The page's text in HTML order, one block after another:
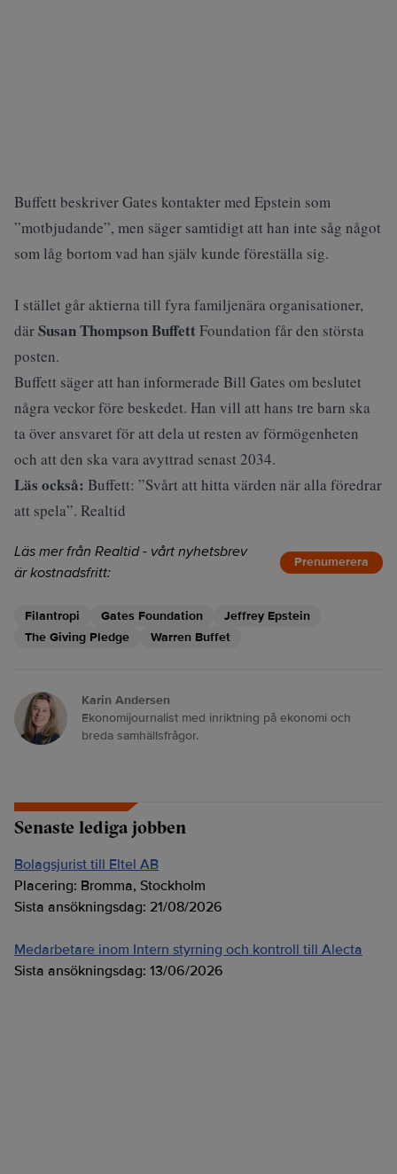
Buffett beskriver Gates kontakter med Epstein som
”motbjudande”, men säger samtidigt att han inte såg något
som låg bortom vad han själv kunde föreställa sig.
I stället går aktierna till fyra familjenära organisationer,
därSusan Thompson BuffettFoundation får den största
posten.
Buffett säger att han informerade Bill Gates om beslutet
några veckor före beskedet. Han vill att hans tre barn ska
ta över ansvaret för att dela ut resten av förmögenheten
och att den ska vara avyttrad senast 2034.
Läs också: Buffett: ”Svårt att hitta värden när alla föredrar
att spela”. Realtid
Läs mer från Realtid - vårt nyhetsbrev
är kostnadsfritt:
Prenumerera
Filantropi Gates Foundation
Jeffrey Epstein
The Giving Pledge
Warren Buffet
Karin Andersen
Ekonomijournalist med inriktning på ekonomi och
breda samhällsfrågor.
Senaste lediga jobben
Bolagsjurist till Eltel AB
Placering: Bromma, Stockholm
Sista ansökningsdag: 21/08/2026
Medarbetare inom Intern styrning och kontroll till Alecta
Sista ansökningsdag: 13/06/2026